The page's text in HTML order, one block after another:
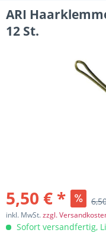
ARI
12 St.
5,50 € *
inkl. MwSt.zzgl.
Sofort versandfertig,